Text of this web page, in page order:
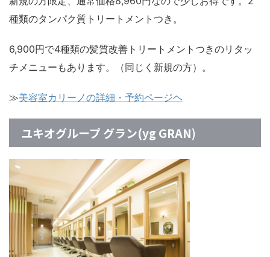
種類のタンパク質トリートメントつき。
6,900円で4種類の髪質改善トリートメントつきのリタッ
チメニューもあります。（同じく新規の方）。
≫美容室カリーノの詳細・予約ページヘ
ユキオグループ グラン(yg GRAN)